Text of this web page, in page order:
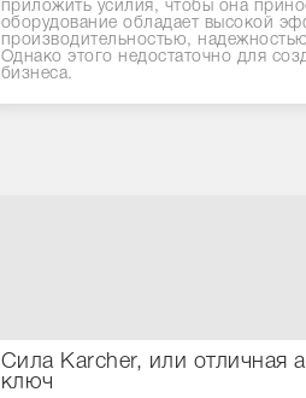
приложить усилия, чтобы она
оборудование обладает высокой
производительностью,
Однако этого недостаточно для
бизнеса.
Сила Karcher, или отличная
ключ